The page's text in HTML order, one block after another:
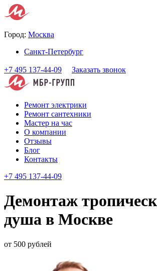
Город: Москва
Санкт-Петербург
+7 495 137-44-09 Заказать звонок
Ремонт электрики
Ремонт сантехники
Мастер на час
О компании
Отзывы
Блог
Контакты
+7 495 137-44-09
Демонтаж
душа в Москве
от 500 рублей